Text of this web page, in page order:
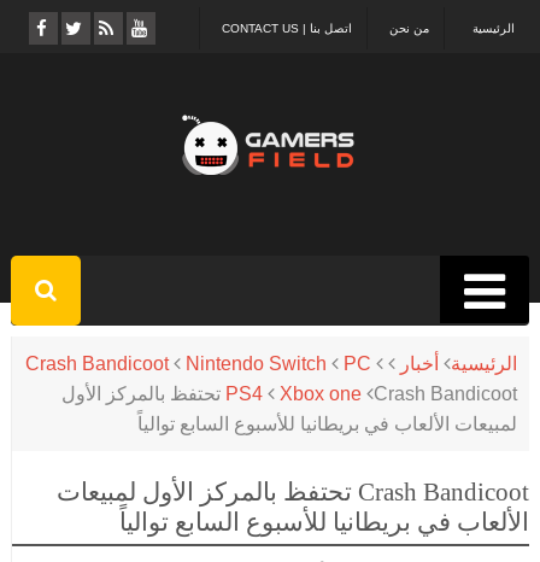
اتصل بنا | CONTACT US من نحن الرئيسية
الرئيسية أخبار Crash Bandicoot Nintendo Switch
PC
PS4
Xbox one
Crash Bandicoot تحتفظ بالمركز الأول
لمبيعات الألعاب في بريطانيا للأسبوع السابع توالياً
Crash Bandicoot تحتفظ بالمركز الأول لمبيعات
الألعاب في بريطانيا للأسبوع السابع توالياً